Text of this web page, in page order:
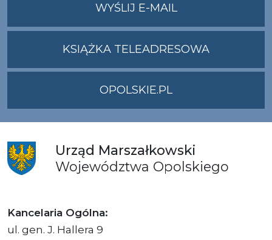
WYŚLIJ E-MAILNA
ADRES
KSIĄŻKA TELEADRESOWA
OPOLSKIE.PL
Urząd Marszałkowski
Województwa Opolskiego
Kancelaria Ogólna:
ul. gen. J. Hallera 9